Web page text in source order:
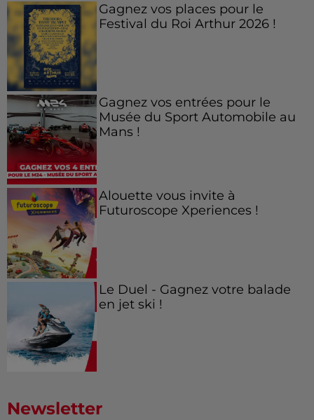
Gagnez vos places pour le
Festival du Roi Arthur 2026 !
Gagnez vos entrées pour le
Musée du Sport Automobile au
Mans !
Alouette vous invite à
Futuroscope Xperiences !
Le Duel - Gagnez votre balade
en jet ski !
Newsletter